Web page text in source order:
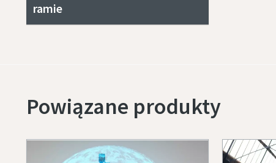
ramie
Powiązane produkty